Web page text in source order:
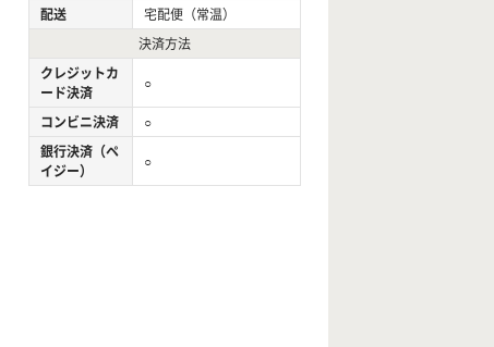
配送
宅配便（常温）
決済方法
クレジットカ
ード決済
○
コンビニ決済
○
銀行決済（ペ
イジー）
○